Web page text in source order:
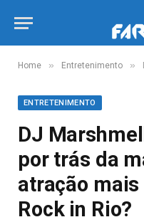
Home » Entretenimento »
ENTRETENIMENTO
DJ
por trás da
atração
Rock in Rio?